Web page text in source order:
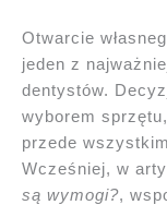
Otwarcie
jeden z
dentystów.
wyborem
przede
Wcześniej, w
są wymogi?,